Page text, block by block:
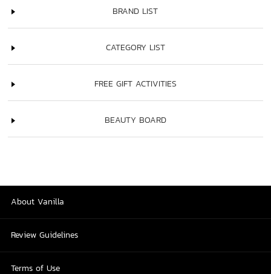
BRAND LIST
CATEGORY LIST
FREE GIFT ACTIVITIES
BEAUTY BOARD
About Vanilla
Review Guidelines
Terms of Use